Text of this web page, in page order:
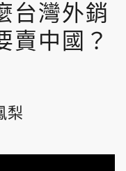
台灣外銷
賣中國？
梨